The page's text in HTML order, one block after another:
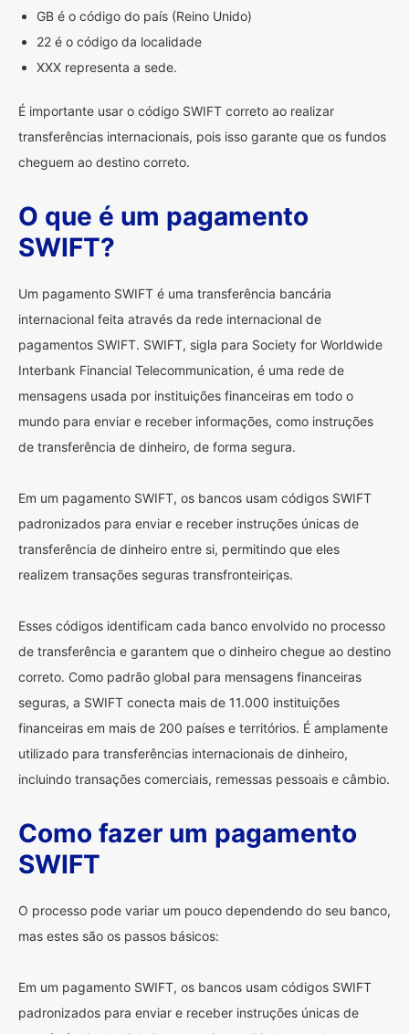
GB é o código do país (Reino Unido)
22 é o código da localidade
XXX representa a sede.
É importante usar o código SWIFT correto ao realizar
transferências internacionais, pois isso garante que os fundos
cheguem ao destino correto.
O que é um pagamento
SWIFT?
Um pagamento SWIFT é uma transferência bancária
internacional feita através da rede internacional de
pagamentos SWIFT. SWIFT, sigla para Society for Worldwide
Interbank Financial Telecommunication, é uma rede de
mensagens usada por instituições financeiras em todo o
mundo para enviar e receber informações, como instruções
de transferência de dinheiro, de forma segura.
Em um pagamento SWIFT, os bancos usam códigos SWIFT
padronizados para enviar e receber instruções únicas de
transferência de dinheiro entre si, permitindo que eles
realizem transações seguras transfronteiriças.
Esses códigos identificam cada banco envolvido no processo
de transferência e garantem que o dinheiro chegue ao destino
correto. Como padrão global para mensagens financeiras
seguras, a SWIFT conecta mais de 11.000 instituições
financeiras em mais de 200 países e territórios. É amplamente
utilizado para transferências internacionais de dinheiro,
incluindo transações comerciais, remessas pessoais e câmbio.
Como fazer um pagamento
SWIFT
O processo pode variar um pouco dependendo do seu banco,
mas estes são os passos básicos:
Em um pagamento SWIFT, os bancos usam códigos SWIFT
padronizados para enviar e receber instruções únicas de